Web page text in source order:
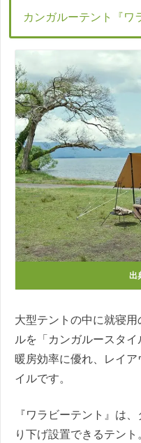
カンガルーテント『ワ
出
大型テントの中に就寝
ルを「カンガルースタイ
暖房効率に優れ、レイ
イルです。
『ワラビーテント』は
り下げ設置できるテン